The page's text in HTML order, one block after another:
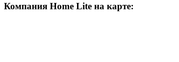
Компания Home Lite на карте: